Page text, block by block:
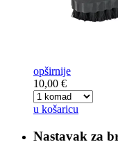
opširnije
10,00 €
u košaricu
Nastavak za